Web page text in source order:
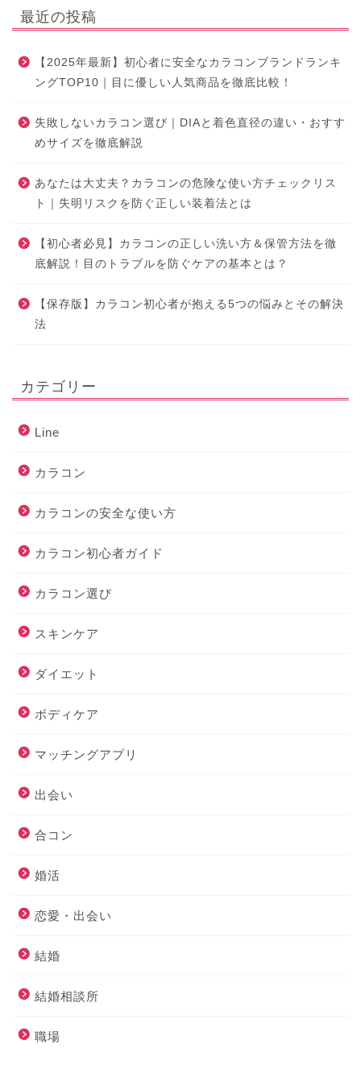
最近の投稿
【2025年最新】初心者に安全なカラコンブランドランキ
ングTOP10｜目に優しい人気商品を徹底比較！
失敗しないカラコン選び｜DIAと着色直径の違い・おすす
めサイズを徹底解説
あなたは大丈夫？カラコンの危険な使い方チェックリス
ト｜失明リスクを防ぐ正しい装着法とは
【初心者必見】カラコンの正しい洗い方＆保管方法を徹
底解説！目のトラブルを防ぐケアの基本とは？
【保存版】カラコン初心者が抱える5つの悩みとその解決
法
カテゴリー
Line
カラコン
カラコンの安全な使い方
カラコン初心者ガイド
カラコン選び
スキンケア
ダイエット
ボディケア
マッチングアプリ
出会い
合コン
婚活
恋愛・出会い
結婚
結婚相談所
職場